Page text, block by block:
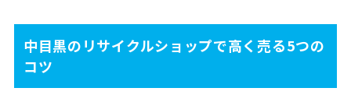
中目黒のリサイクルショップで高く売る5つの
コツ